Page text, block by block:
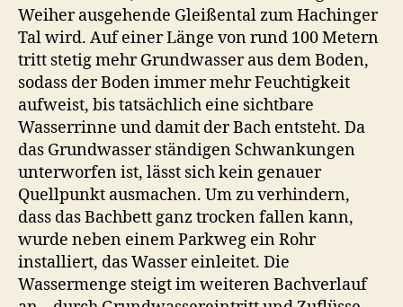
Weiher ausgehende Gleißental zum Hachinger
Tal wird. Auf einer Länge von rund 100 Metern
tritt stetig mehr Grundwasser aus dem Boden,
sodass der Boden immer mehr Feuchtigkeit
aufweist, bis tatsächlich eine sichtbare
Wasserrinne und damit der Bach entsteht. Da
das Grundwasser ständigen Schwankungen
unterworfen ist, lässt sich kein genauer
Quellpunkt ausmachen. Um zu verhindern,
dass das Bachbett ganz trocken fallen kann,
wurde neben einem Parkweg ein Rohr
installiert, das Wasser einleitet. Die
Wassermenge steigt im weiteren Bachverlauf